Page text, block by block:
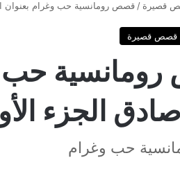
قصيرة / قصص رومانسية حب وغرام بعنوان
قصص قصيرة
حب
الجزء
حب وغرام